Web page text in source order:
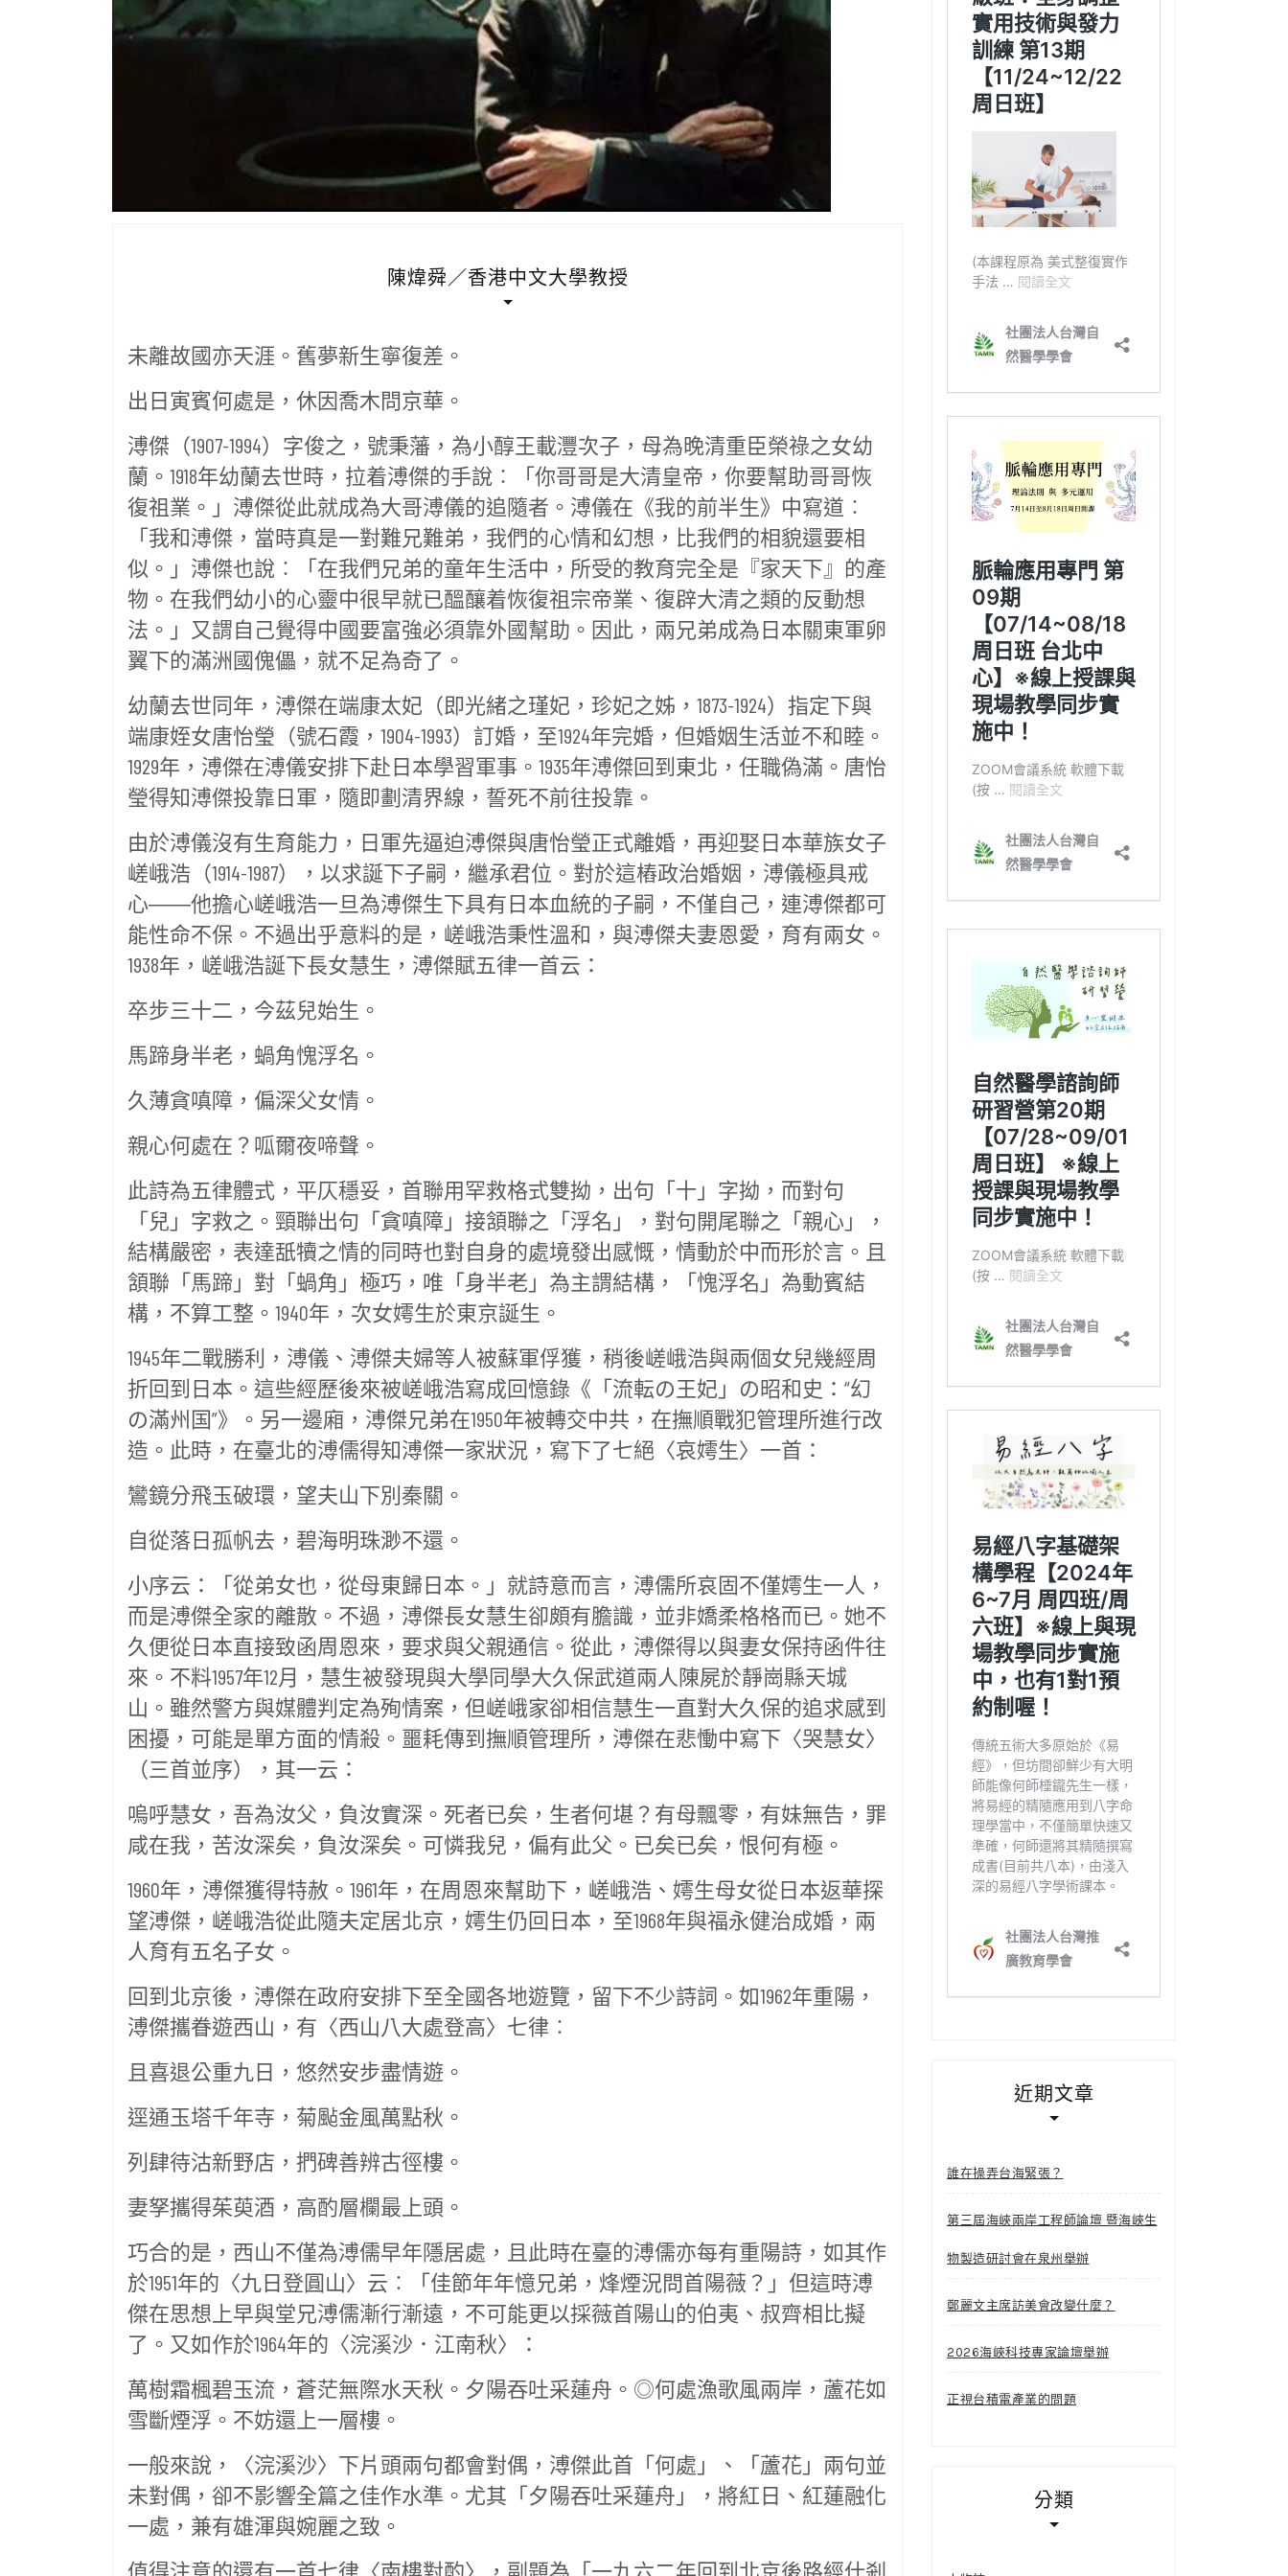
陳煒舜／香港中文大學教授
未離故國亦天涯。舊夢新生寧復差。
出日寅賓何處是，休因喬木問京華。
溥傑（1907-1994）字俊之，號秉藩，為小醇王載灃次子，母為晚清重臣榮祿之女幼
蘭。1918年幼蘭去世時，拉着溥傑的手說︰「你哥哥是大清皇帝，你要幫助哥哥恢
復祖業。」溥傑從此就成為大哥溥儀的追隨者。溥儀在《我的前半生》中寫道︰
「我和溥傑，當時真是一對難兄難弟，我們的心情和幻想，比我們的相貌還要相
似。」溥傑也說︰「在我們兄弟的童年生活中，所受的教育完全是『家天下』的產
物。在我們幼小的心靈中很早就已醞釀着恢復祖宗帝業、復辟大清之類的反動想
法。」又謂自己覺得中國要富強必須靠外國幫助。因此，兩兄弟成為日本關東軍卵
翼下的滿洲國傀儡，就不足為奇了。
幼蘭去世同年，溥傑在端康太妃（即光緒之瑾妃，珍妃之姊，1873-1924）指定下與
端康姪女唐怡瑩（號石霞，1904-1993）訂婚，至1924年完婚，但婚姻生活並不和睦。
1929年，溥傑在溥儀安排下赴日本學習軍事。1935年溥傑回到東北，任職偽滿。唐怡
瑩得知溥傑投靠日軍，隨即劃清界線，誓死不前往投靠。
由於溥儀沒有生育能力，日軍先逼迫溥傑與唐怡瑩正式離婚，再迎娶日本華族女子
嵯峨浩（1914-1987），以求誕下子嗣，繼承君位。對於這樁政治婚姻，溥儀極具戒
心――他擔心嵯峨浩一旦為溥傑生下具有日本血統的子嗣，不僅自己，連溥傑都可
能性命不保。不過出乎意料的是，嵯峨浩秉性溫和，與溥傑夫妻恩愛，育有兩女。
1938年，嵯峨浩誕下長女慧生，溥傑賦五律一首云：
卒步三十二，今茲兒始生。
馬蹄身半老，蝸角愧浮名。
久薄貪嗔障，偏深父女情。
親心何處在？呱爾夜啼聲。
此詩為五律體式，平仄穩妥，首聯用罕救格式雙拗，出句「十」字拗，而對句
「兒」字救之。頸聯出句「貪嗔障」接頷聯之「浮名」，對句開尾聯之「親心」，
結構嚴密，表達舐犢之情的同時也對自身的處境發出感慨，情動於中而形於言。且
頷聯「馬蹄」對「蝸角」極巧，唯「身半老」為主謂結構，「愧浮名」為動賓結
構，不算工整。1940年，次女嫮生於東京誕生。
1945年二戰勝利，溥儀、溥傑夫婦等人被蘇軍俘獲，稍後嵯峨浩與兩個女兒幾經周
折回到日本。這些經歷後來被嵯峨浩寫成回憶錄《「流転の王妃」の昭和史：“幻
の滿州国”》。另一邊廂，溥傑兄弟在1950年被轉交中共，在撫順戰犯管理所進行改
造。此時，在臺北的溥儒得知溥傑一家狀況，寫下了七絕〈哀嫮生〉一首：
鸞鏡分飛玉破環，望夫山下別秦關。
自從落日孤帆去，碧海明珠渺不還。
小序云：「從弟女也，從母東歸日本。」就詩意而言，溥儒所哀固不僅嫮生一人，
而是溥傑全家的離散。不過，溥傑長女慧生卻頗有膽識，並非嬌柔格格而已。她不
久便從日本直接致函周恩來，要求與父親通信。從此，溥傑得以與妻女保持函件往
來。不料1957年12月，慧生被發現與大學同學大久保武道兩人陳屍於靜崗縣天城
山。雖然警方與媒體判定為殉情案，但嵯峨家卻相信慧生一直對大久保的追求感到
困擾，可能是單方面的情殺。噩耗傳到撫順管理所，溥傑在悲慟中寫下〈哭慧女〉
（三首並序），其一云：
嗚呼慧女，吾為汝父，負汝實深。死者已矣，生者何堪？有母飄零，有妹無告，罪
咸在我，苦汝深矣，負汝深矣。可憐我兒，偏有此父。已矣已矣，恨何有極。
1960年，溥傑獲得特赦。1961年，在周恩來幫助下，嵯峨浩、嫮生母女從日本返華探
望溥傑，嵯峨浩從此隨夫定居北京，嫮生仍回日本，至1968年與福永健治成婚，兩
人育有五名子女。
回到北京後，溥傑在政府安排下至全國各地遊覽，留下不少詩詞。如1962年重陽，
溥傑攜眷遊西山，有〈西山八大處登高〉七律︰
且喜退公重九日，悠然安步盡情遊。
逕通玉塔千年寺，菊颭金風萬點秋。
列肆待沽新野店，捫碑善辨古徑樓。
妻孥攜得茱萸酒，高酌層欄最上頭。
巧合的是，西山不僅為溥儒早年隱居處，且此時在臺的溥儒亦每有重陽詩，如其作
於1951年的〈九日登圓山〉云︰「佳節年年憶兄弟，烽煙況問首陽薇？」但這時溥
傑在思想上早與堂兄溥儒漸行漸遠，不可能更以採薇首陽山的伯夷、叔齊相比擬
了。又如作於1964年的〈浣溪沙．江南秋〉：
萬樹霜楓碧玉流，蒼茫無際水天秋。夕陽吞吐采蓮舟。◎何處漁歌風兩岸，蘆花如
雪斷煙浮。不妨還上一層樓。
一般來說，〈浣溪沙〉下片頭兩句都會對偶，溥傑此首「何處」、「蘆花」兩句並
未對偶，卻不影響全篇之佳作水準。尤其「夕陽吞吐采蓮舟」，將紅日、紅蓮融化
一處，兼有雄渾與婉麗之致。
值得注意的還有一首七律〈南樓對酌〉，副題為「一九六二年回到北京後路經什剎
近期文章
誰在操弄台海緊張？
第三屆海峽兩岸工程師論壇 暨海峽生
物製造研討會在泉州舉辦
鄭麗文主席訪美會改變什麼？
2026海峽科技專家論壇舉辦
正視台積電產業的問題
分類